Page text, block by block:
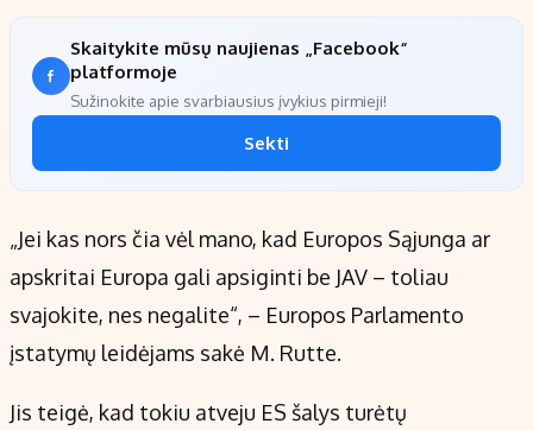
Skaitykite mūsų naujienas „Facebook“
platformoje
Sužinokite apie svarbiausius įvykius pirmieji!
Sekti
„Jei kas nors čia vėl mano, kad Europos Sąjunga ar
apskritai Europa gali apsiginti be JAV – toliau
svajokite, nes negalite“, – Europos Parlamento
įstatymų leidėjams sakė M. Rutte.
Jis teigė, kad tokiu atveju ES šalys turėtų